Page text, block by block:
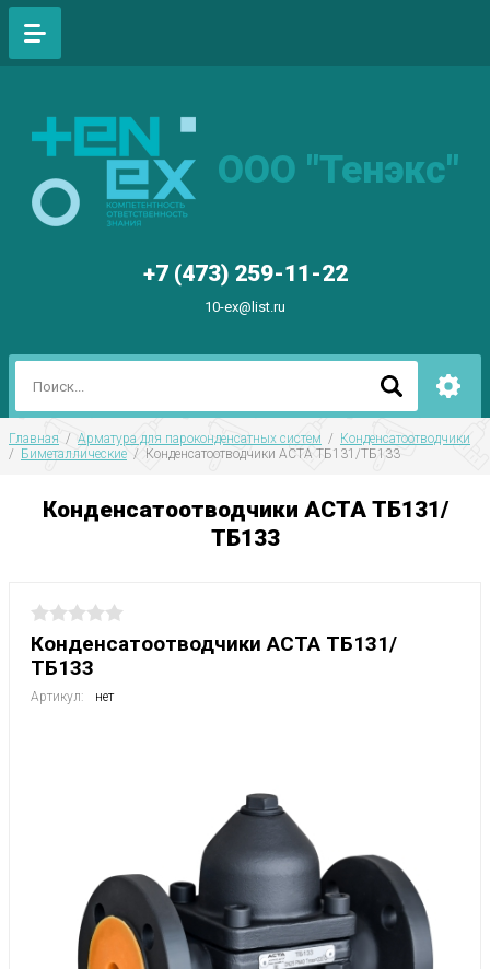
ООО "Тенэкс"
+7 (473) 259-11-22
10-ex@list.ru
Главная
  /
Арматура для пароконденсатных систем
  /
Конденсатоотводчики
/
Биметаллические
  /  Конденсатоотводчики АСТА ТБ131/ТБ133
Конденсатоотводчики АСТА ТБ131/
ТБ133
Конденсатоотводчики АСТА ТБ131/
ТБ133
Артикул: нет